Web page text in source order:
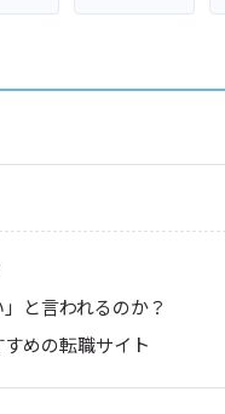
と言われるのか？
めの転職サイト